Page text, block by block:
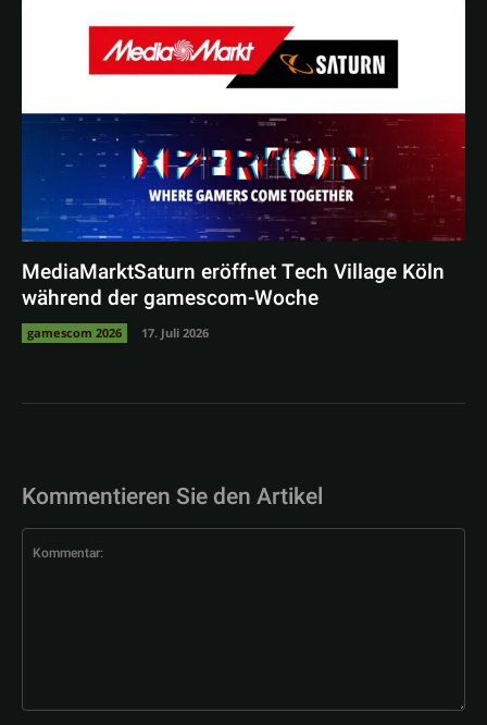
MediaMarktSaturn eröffnet Tech Village Köln
während der gamescom-Woche
gamescom 2026 17. Juli 2026
Kommentieren Sie den Artikel